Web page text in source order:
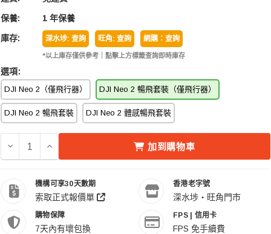
保養: 1 年保養
庫存: 深水埗: 查詢 旺角: 查詢 網購：查詢
*以上庫存僅供參考｜點擊上方標籤查詢即時庫存
選項:
DJI Neo 2（僅飛行器） DJI Neo 2 暢飛套裝（僅飛行器）
DJI Neo 2 暢飛套裝 DJI Neo 2 體感暢飛套裝
減少 DJI NEO 2 (FLY MORE COMBO DRONE ONLY | 暢飛
增加 DJI NEO 2 (FLY MORE COMBO DRONE
加到購物車
機構可享30天數期
索取正式報價單
香港老字號
深水埗・旺角門市
購物保障
7天內有壞包換
FPS | 信用卡
FPS 免手續費